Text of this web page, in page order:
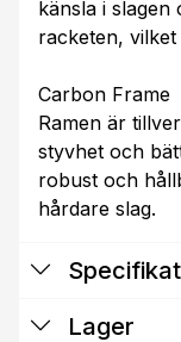
känsla i
racketen,
Carbon Frame
Ramen är
styvhet och
robust och
hårdare slag.
Lager